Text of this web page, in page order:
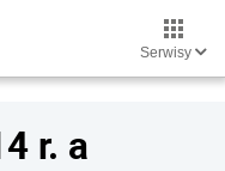
Serwisy
r. a